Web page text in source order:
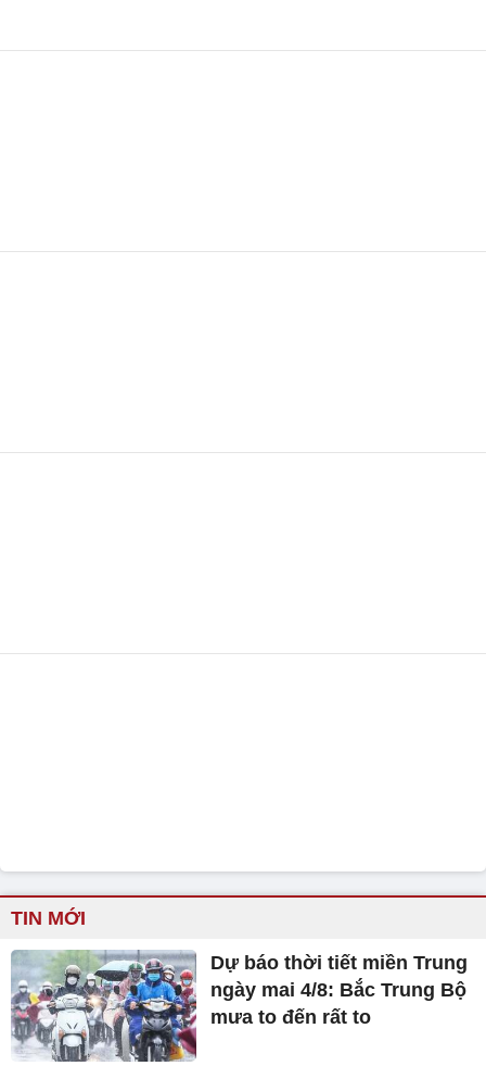
TIN MỚI
Dự báo thời tiết miền Trung
ngày mai 4/8: Bắc Trung Bộ
mưa to đến rất to